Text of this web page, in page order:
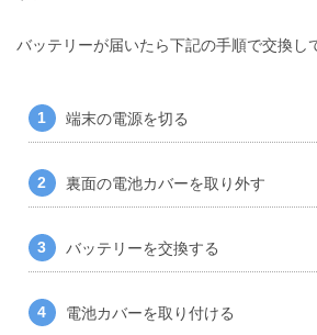
バッテリーが届いたら下記の手順で交換し
端末の電源を切る
裏面の電池カバーを取り外す
バッテリーを交換する
電池カバーを取り付ける